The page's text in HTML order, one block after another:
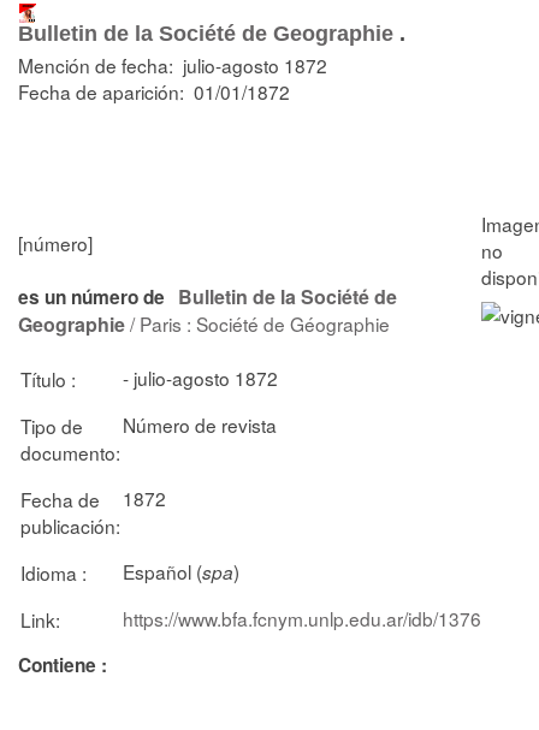
Bulletin de la Société de Geographie .
Mención de fecha: julio-agosto 1872
Fecha de aparición: 01/01/1872
[número]
es un número de Bulletin de la Société de
Geographie/ Paris : Société de Géographie
Título :
- julio-agosto 1872
Tipo de
documento:
Número de revista
Fecha de
publicación:
1872
Idioma : Español (spa)
Link:
https://www.bfa.fcnym.unlp.edu.ar/idb/1376
Contiene :